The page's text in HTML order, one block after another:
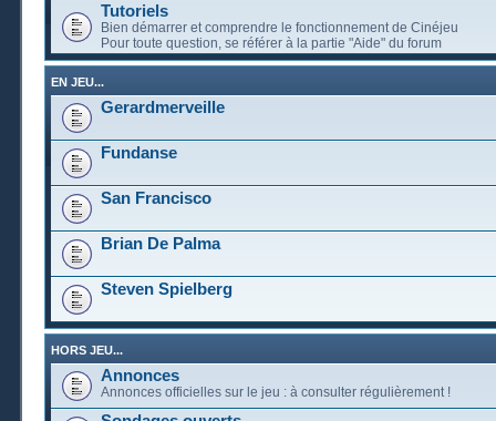
Tutoriels
Bien démarrer et comprendre le fonctionnement de Cinéjeu
Pour toute question, se référer à la partie "Aide" du forum
EN JEU...
Gerardmerveille
Fundanse
San Francisco
Brian De Palma
Steven Spielberg
HORS JEU...
Annonces
Annonces officielles sur le jeu : à consulter régulièrement !